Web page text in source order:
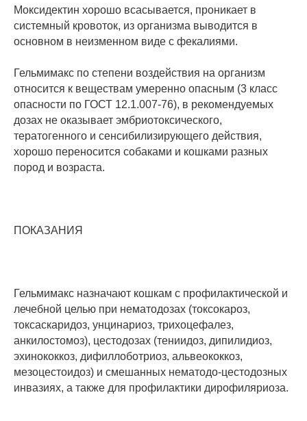
Моксидектин хорошо всасывается, проникает в
системный кровоток, из организма выводится в
основном в неизменном виде с фекалиями.
Гельмимакс по степени воздействия на организм
относится к веществам умеренно опасным (3 класс
опасности по ГОСТ 12.1.007-76), в рекомендуемых
дозах не оказывает эмбриотоксического,
тератогенного и сенсибилизирующего действия,
хорошо переносится собаками и кошками разных
пород и возраста.
ПОКАЗАНИЯ
Гельмимакс назначают кошкам с профилактической и
лечебной целью при нематодозах (токсокароз,
токсаскаридоз, унцинариоз, трихоцефалез,
анкилостомоз), цестодозах (тениидоз, дипилидиоз,
эхинококкоз, дифиллоботриоз, альвеококкоз,
мезоцестоидоз) и смешанных нематодо-цестодозных
инвазиях, а также для профилактики дирофиляриоза.